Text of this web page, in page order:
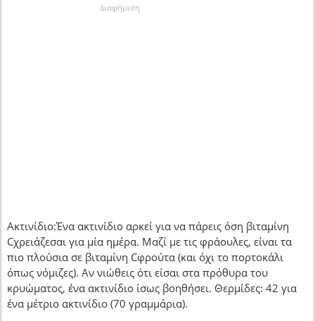
Διαφήμιση
Ακτινίδιο:Ένα ακτινίδιο αρκεί για να πάρεις όση βιταμίνη
Cχρειάζεσαι για μία ημέρα. Μαζί με τις φράουλες, είναι τα
πιο πλούσια σε βιταμίνη Cφρούτα (και όχι το πορτοκάλι
όπως νόμιζες). Αν νιώθεις ότι είσαι στα πρόθυρα του
κρυώματος, ένα ακτινίδιο ίσως βοηθήσει. Θερμίδες: 42 για
ένα μέτριο ακτινίδιο (70 γραμμάρια).